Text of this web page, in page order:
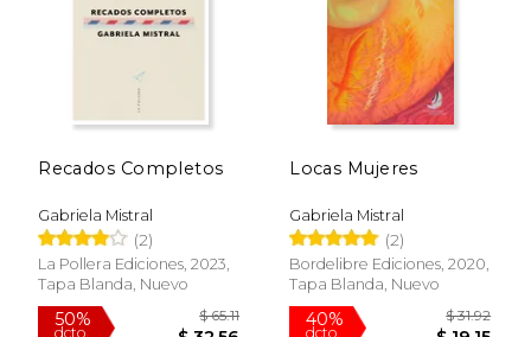
50% $ 49.32 50%
Recados Completos
Gabriela Mistral
(2)
La Pollera Ediciones, 2023,
Tapa Blanda, Nuevo
Locas Mujeres
Gabriela Mistral
(2)
Bordelibre Ediciones, 2020,
Tapa Blanda, Nuevo